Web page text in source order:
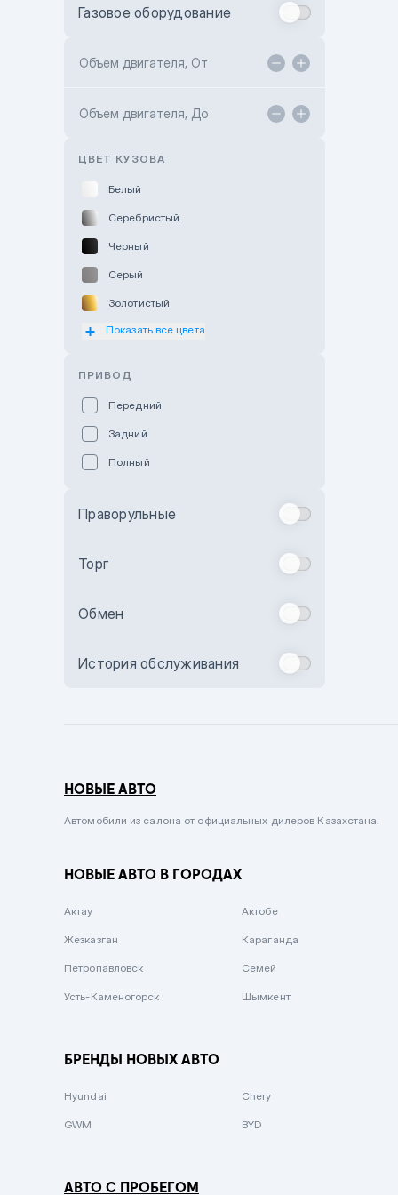
Toyota Kokshetau
Hyundai ShymCity
Газовое оборудование
Объем двигателя, От
Объем двигателя, До
ЦВЕТ КУЗОВА
Белый
Серебристый
Черный
Серый
Золотистый
Оранжевый
Бежевый
Комбинированный
Сиреневый металлик
Вишневый
Зеленый металлик
Показать все цвета
ПРИВОД
Передний
Задний
Полный
Праворульные
Торг
Обмен
История обслуживания
НОВЫЕ АВТО
Автомобили из салона от официальных дилеров Казахстана.
НОВЫЕ АВТО В ГОРОДАХ
Актау Актобе
Жезказган Караганда
Петропавловск Семей
Усть-Каменогорск Шымкент
БРЕНДЫ НОВЫХ АВТО
Hyundai Chery
GWM BYD
АВТО С ПРОБЕГОМ